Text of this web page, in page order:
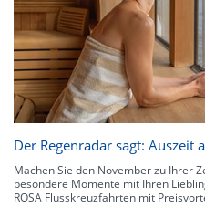
Der Regenradar sagt: Auszeit
Machen Sie den November zu Ihrer
besondere Momente mit Ihren
ROSA Flusskreuzfahrten mit